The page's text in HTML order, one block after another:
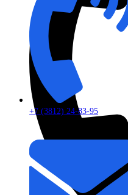
+7 (3812) 24-83-95